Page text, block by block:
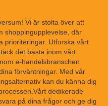
Vi är stolta över att
shoppingupplevelse, där
prioriteringar. Utforska vårt
det bästa inom vårt
e-handelsbranschen
förväntningar. Med vår
kan du känna dig
dedikerade
på dina frågor och ge dig